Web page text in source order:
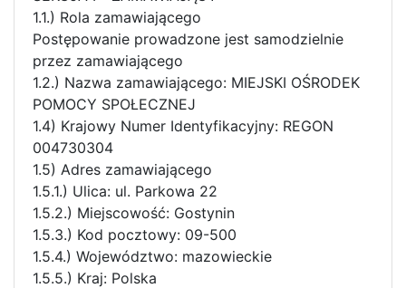
1.1.) Rola zamawiającego
Postępowanie prowadzone jest samodzielnie
przez zamawiającego
1.2.) Nazwa zamawiającego: MIEJSKI OŚRODEK
POMOCY SPOŁECZNEJ
1.4) Krajowy Numer Identyfikacyjny: REGON
004730304
1.5) Adres zamawiającego
1.5.1.) Ulica: ul. Parkowa 22
1.5.2.) Miejscowość: Gostynin
1.5.3.) Kod pocztowy: 09-500
1.5.4.) Województwo: mazowieckie
1.5.5.) Kraj: Polska